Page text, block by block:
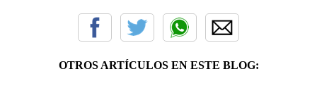
OTROS ARTÍCULOS EN ESTE BLOG: